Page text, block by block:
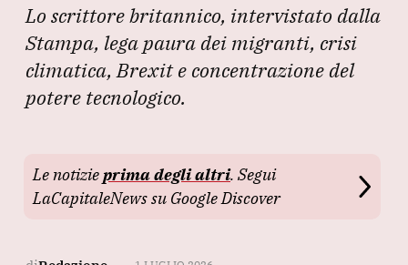
Lo scrittore britannico, intervistato dalla
Stampa, lega paura dei migranti, crisi
climatica, Brexit e concentrazione del
potere tecnologico.
Le notizieprima degli altri. Segui
LaCapitaleNews su Google Discover